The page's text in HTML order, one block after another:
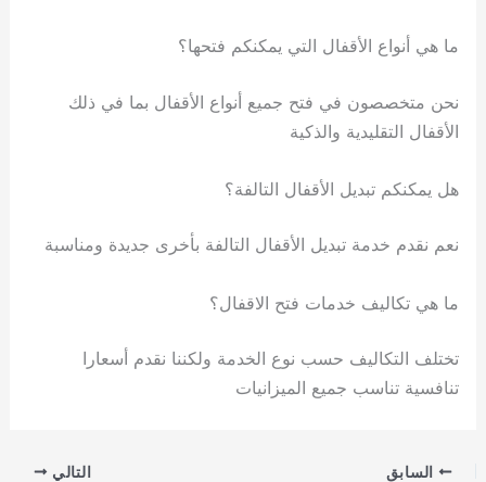
ما هي أنواع الأقفال التي يمكنكم فتحها؟
نحن متخصصون في فتح جميع أنواع الأقفال بما في ذلك
الأقفال التقليدية والذكية
هل يمكنكم تبديل الأقفال التالفة؟
نعم نقدم خدمة تبديل الأقفال التالفة بأخرى جديدة ومناسبة
ما هي تكاليف خدمات فتح الاقفال؟
تختلف التكاليف حسب نوع الخدمة ولكننا نقدم أسعارا
تنافسية تناسب جميع الميزانيات
السابق التالي